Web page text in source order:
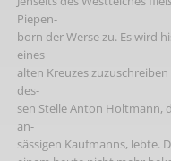
Piepen-
born der Werse zu. Es wird
eines
alten Kreuzes
des-
sen Stelle Anton Holtmann,
an-
sässigen Kaufmanns, lebte.